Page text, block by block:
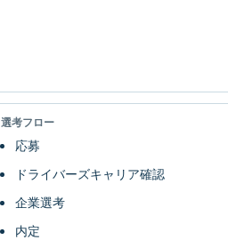
選考フロー
応募
ドライバーズキャリア確認
企業選考
内定